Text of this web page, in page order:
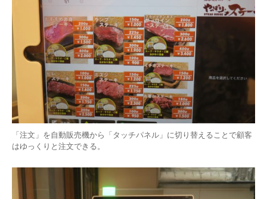
「注文」を自動販売機から「タッチパネル」に切り替えることで顧客
はゆっくりと注文できる。